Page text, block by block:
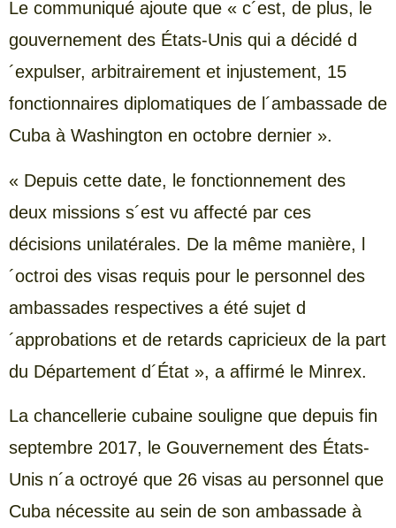
Le communiqué ajoute que « c´est, de plus, le
gouvernement des États-Unis qui a décidé d
´expulser, arbitrairement et injustement, 15
fonctionnaires diplomatiques de l´ambassade de
Cuba à Washington en octobre dernier ».
« Depuis cette date, le fonctionnement des
deux missions s´est vu affecté par ces
décisions unilatérales. De la même manière, l
´octroi des visas requis pour le personnel des
ambassades respectives a été sujet d
´approbations et de retards capricieux de la part
du Département d´État », a affirmé le Minrex.
La chancellerie cubaine souligne que depuis fin
septembre 2017, le Gouvernement des États-
Unis n´a octroyé que 26 visas au personnel que
Cuba nécessite au sein de son ambassade à